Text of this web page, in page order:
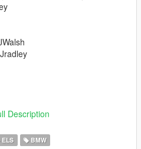
Description
ELS BMW